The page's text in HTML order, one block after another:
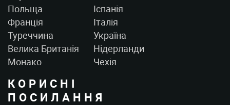
Польща
Іспанія
Франція
Італія
Туреччина
Україна
Велика Британія
Нідерланди
Монако
Чехія
КОРИСНІ
ПОСИЛАННЯ